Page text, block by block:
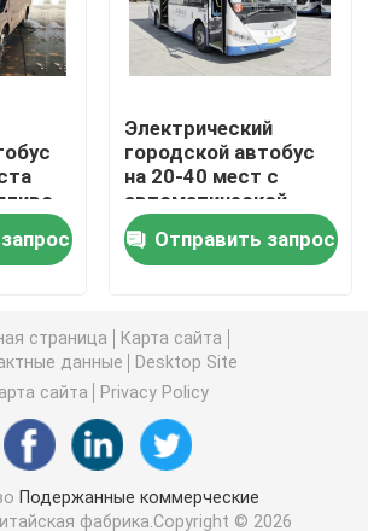
автобусы
автобус
мини автобус
автобус города
роскошный автобус
Электрический
городской автобус
на 20-40 мест с
автоматической
коробкой передач,
левым рулем, для
общественного
Отправить запрос
страница
Карта сайта
данные
Desktop Site
сайта
Privacy Policy
Подержанные коммерческие
фабрика.Copyright © 2026